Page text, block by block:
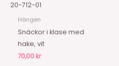
20-712-01
Hängen
Snäckor i klase med
hake, vit
70,00 kr